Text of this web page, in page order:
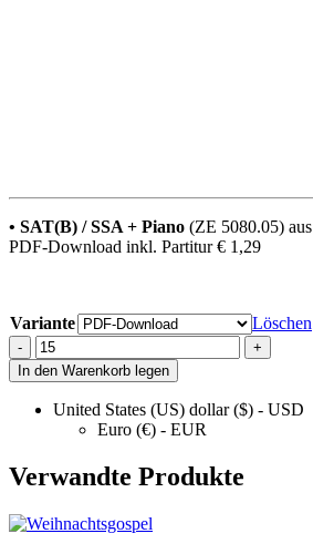
• SAT(B) / SSA + Piano (ZE 5080.05) aus
PDF-Download inkl. Partitur € 1,29
Variante Löschen
-
Kings
of
Orient
(We
+
In den Warenkorb legen
United States (US) dollar ($) - USD
Euro (€) - EUR
Verwandte Produkte